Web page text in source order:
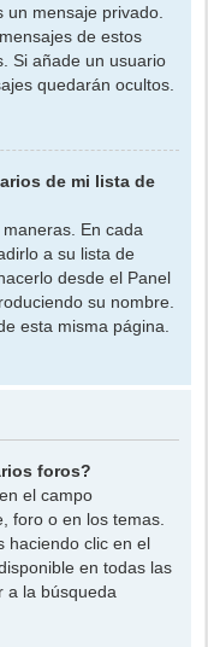
un mensaje privado.
de estos
Si añade un usuario
quedarán ocultos.
de mi lista de
En cada
a su lista de
desde el Panel
su nombre.
esta misma página.
foros?
el campo
foro o en los temas.
haciendo clic en el
en todas las
a la búsqueda